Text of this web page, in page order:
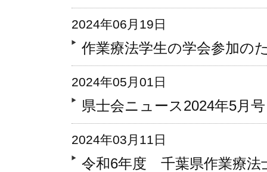
2024年06月19日
作業療法学生の学会参加の
2024年05月01日
県士会ニュース2024年5月
2024年03月11日
令和6年度 千葉県作業療法